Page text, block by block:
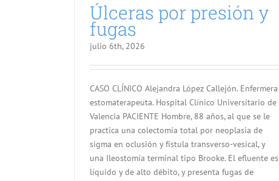
Úlceras por presión y
fugas
julio 6th, 2026
CASO CLÍNICO Alejandra López Callejón. Enfermera
estomaterapeuta. Hospital Clínico Universitario de
Valencia PACIENTE Hombre, 88 años, al que se le
practica una colectomía total por neoplasia de
sigma en oclusión y fístula transverso-vesical, y
una Ileostomía terminal tipo Brooke. El efluente es
líquido y de alto débito, y presenta fugas de